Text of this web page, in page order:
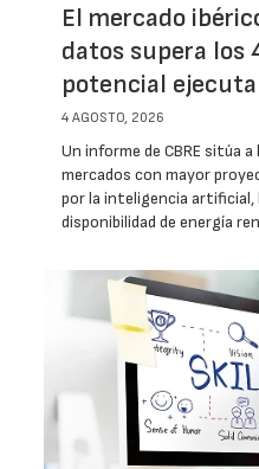
El mercado
datos supera los
potencial
4 AGOSTO, 2026
Un informe de CBRE sitúa
mercados con mayor
por la inteligencia artificial,
disponibilidad de energía